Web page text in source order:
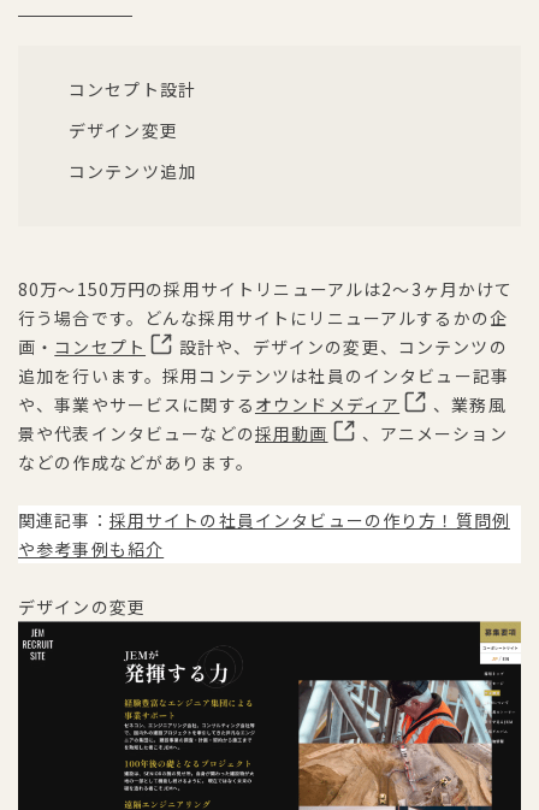
コンセプト設計
デザイン変更
コンテンツ追加
80万〜150万円の採用サイトリニューアルは2〜3ヶ月かけて
行う場合です。どんな採用サイトにリニューアルするかの企
画・ コンセプト
設計や、デザインの変更、コンテンツの
追加を行います。採用コンテンツは社員のインタビュー記事
や、事業やサービスに関する オウンドメディア
、業務風
景や代表インタビューなどの採用動画
、アニメーション
などの作成などがあります。
関連記事： 採用サイトの社員インタビューの作り方！質問例
や参考事例も紹介
デザインの変更